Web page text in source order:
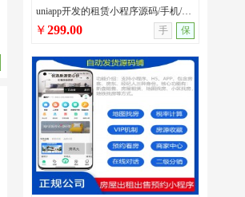
uniapp开发的租赁小程序源码/手机/汽车/办公用品租赁系统带分销模块和员工系统
￥299.00 手 保